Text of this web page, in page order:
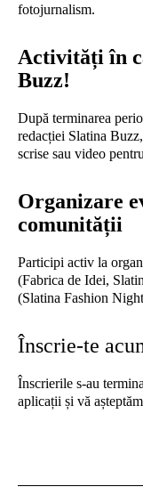
fotojurnalism.
Activități în
Buzz!
După terminarea
redacției Slatina
scrise sau video
Organizare
comunității
Participi activ la
(Fabrica de Idei,
(Slatina Fashion
Înscrie-te
Înscrierile s-au
aplicații și vă